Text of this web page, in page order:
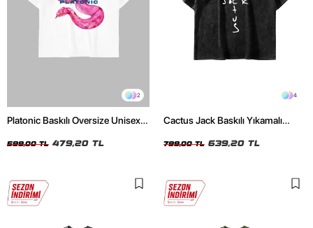
2
Platonic Baskılı Oversize Unisex
599,00 TL 479,20 TL
4
Cactus Jack Baskılı Yıkamalı
799,00 TL 639,20 TL